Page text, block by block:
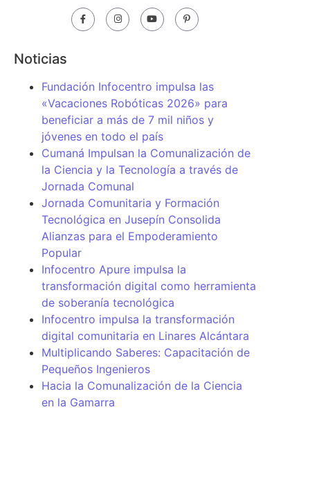
Noticias
Fundación Infocentro impulsa las
«Vacaciones Robóticas 2026» para
beneficiar a más de 7 mil niños y
jóvenes en todo el país
Cumaná Impulsan la Comunalización de
la Ciencia y la Tecnología a través de
Jornada Comunal
Jornada Comunitaria y Formación
Tecnológica en Jusepín Consolida
Alianzas para el Empoderamiento
Popular
Infocentro Apure impulsa la
transformación digital como herramienta
de soberanía tecnológica
Infocentro impulsa la transformación
digital comunitaria en Linares Alcántara
Multiplicando Saberes: Capacitación de
Pequeños Ingenieros
Hacia la Comunalización de la Ciencia
en la Gamarra